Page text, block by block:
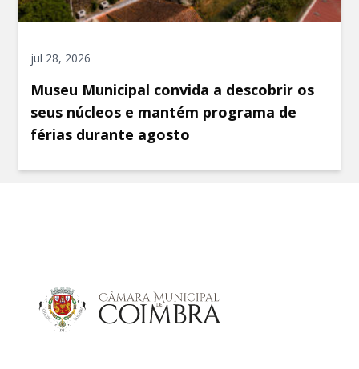
jul 28, 2026
Museu Municipal convida a descobrir os
seus núcleos e mantém programa de
férias durante agosto